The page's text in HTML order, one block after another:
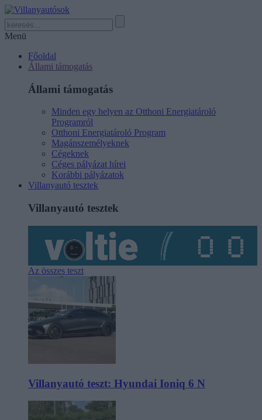
Menü
Főoldal
Állami támogatás
Állami támogatás
Minden egy helyen az Otthoni Energiatároló
Programról
Otthoni Energiatároló Program
Magánszemélyeknek
Cégeknek
Céges pályázat hírei
Korábbi pályázatok
Villanyautó tesztek
Villanyautó tesztek
Az összes teszt
Villanyautó teszt: Hyundai Ioniq 6 N